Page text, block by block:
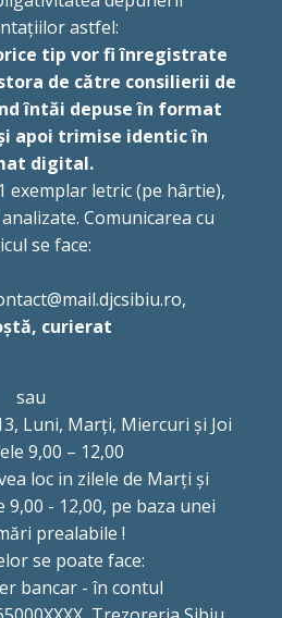
astfel:
tip vor fi înregistrate
de către consilierii de
întăi depuse în format
apoi trimise identic în
digital.
exemplar letric (pe hârtie),
Comunicarea cu
se face:
curierat
sau
Luni, Marți, Miercuri și Joi
9,00 – 12,00
loc in zilele de Marți și
- 12,00, pe baza unei
prealabile !
se poate face:
bancar - în contul